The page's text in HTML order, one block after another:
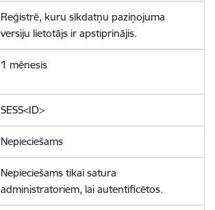
Reģistrē, kuru sīkdatņu paziņojuma
versiju lietotājs ir apstiprinājis.
1 mēnesis
SESS<ID>
Nepieciešams
Nepieciešams tikai satura
administratoriem, lai autentificētos.